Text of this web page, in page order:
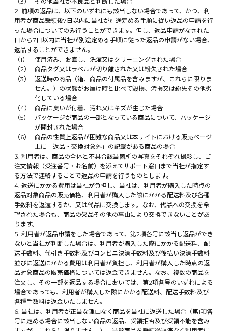
前項の返品は、以下のいずれにも該当しない場合であって、かつ、利
用者が商品受領後7日以内に当社が別途定める手順に従い返品の申請を行
った場合についてのみ行うことができます。但し、返品申請がなされた
日から7日以内に当社が別途定める手順に従った返品の申請がない場合、
返品することができません。
使用済み、お直し、洗濯又はクリーニングされた場合
商品タグ又はラベルが切り離された又は紛失された場合
返送時の商品（箱、商品の付属品を含みますが、これらに限りま
せん。）の状態がお届け時と比べて毀損、汚損又は紛失その他劣
化している場合
商品に臭いが付着、汚れ又はキズが生じた場合
パッケージが商品の一部となっている商品について、パッケージ
が開封された場合
商品の性質上返品が困難な商品又は本サイトにおける販売ページ
上に「返品・交換対象外」の記載がある商品の場合
利用者は、商品の全体と不具合該当箇所の写真をそれぞれ撮影し、ご
注文情報（受注番号・お名前）を添えてサポート窓口まで当社が指定す
る方法で連絡することで返品の申請を行うものとします。
返送にかかる費用は当社が負担し、当社は、利用者が購入した時点の
返品対象商品の販売価格、利用者が購入した際にかかる配送料及び各種
手数料を返還するか、又は代品に交換します。なお、代品への交換を希
望された場合も、商品の欠品その他の事由により交換できないことがあ
ります。
利用者が返品申請をした場合であって、第2項各号に該当し返品ができ
ないと当社が判断した場合は、利用者が購入した際にかかる配送料、配
送手数料、代引き手数料及びコンビニ決済手数料及び後払い決済手数料
並びに返送にかかる費用は利用者が負担し、利用者が購入した時点の返
品対象商品の販売価格については返金できません。なお、複数の商品を
注文し、その一部を返品する場合においては、第2項各号のいずれによる
場合であっても、利用者が購入した際にかかる配送料、配送手数料及び
各種手数料は返金いたしません。
当社は、利用者が正当な理由なく商品を当社に返送した場合（第1項各
号に定める場合に該当しない商品の返品、受領拒否及び受領不能を含み